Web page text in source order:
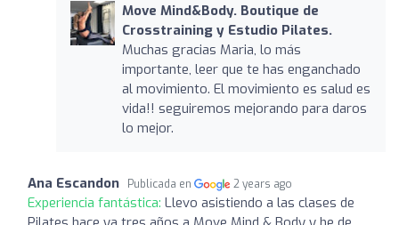
Move Mind&Body. Boutique de
Crosstraining y Estudio Pilates.
Muchas gracias Maria, lo más
importante, leer que te has enganchado
al movimiento. El movimiento es salud es
vida!! seguiremos mejorando para daros
lo mejor.
Ana Escandon Publicada en 2 years ago
Experiencia fantástica: Llevo asistiendo a las clases de